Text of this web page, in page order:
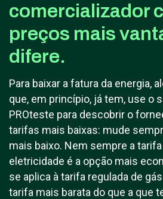
comercializador
preços mais
difere.
Para baixar a fatura da energia,
que, em princípio, já tem, use o
PROteste para descobrir o
tarifas mais baixas: mude
mais baixo. Nem sempre a
eletricidade é a opção mais
se aplica à tarifa regulada de
tarifa mais barata do que a que